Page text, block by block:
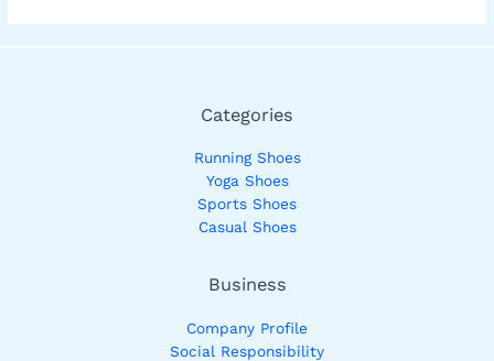
Categories
Running Shoes
Yoga Shoes
Sports Shoes
Casual Shoes
Business
Company Profile
Social Responsibility